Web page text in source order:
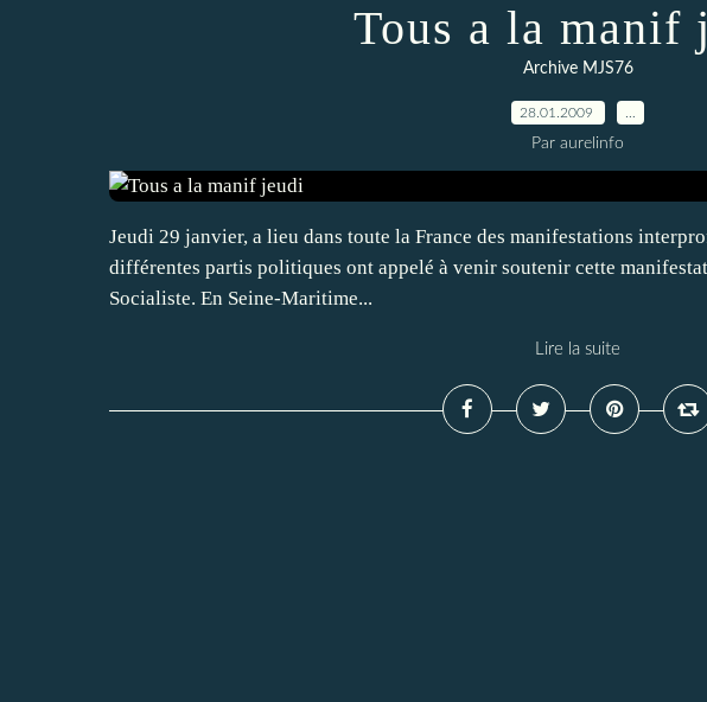
Tous a la manif
Archive MJS76
28.01.2009
Par aurelinfo
Jeudi 29 janvier, a lieu dans toute la France des manifestations
différentes partis politiques ont appelé à venir soutenir cette
Socialiste. En Seine-Maritime...
Lire la suite